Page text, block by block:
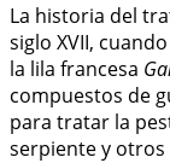
La historia del
siglo XVII,
la lila francesa
compuestos de
para tratar la
serpiente y otros